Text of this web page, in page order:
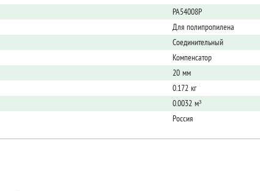
PA54008P
Для полипропилена
Соединительный
Компенсатор
20 мм
0.172 кг
0.0032 м³
Россия